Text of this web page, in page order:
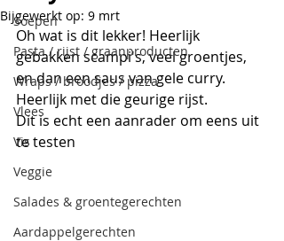
Soepen
Pasta / rijst / graanproducten
Wraps / broodjes / pizza
Vlees
Vis
Veggie
Salades & groentegerechten
Aardappelgerechten
Bijgewerkt op: 9 mrt
Oh wat is dit lekker! Heerlijk
gebakken scampi's, veel groentjes,
en dan een saus van gele curry.
Heerlijk met die geurige rijst.
Dit is echt een aanrader om eens uit
te testen